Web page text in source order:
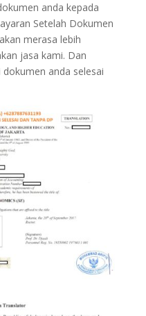
anda kepada
Setelah Dokumen
merasa lebih
jasa kami. Dan
anda selesai